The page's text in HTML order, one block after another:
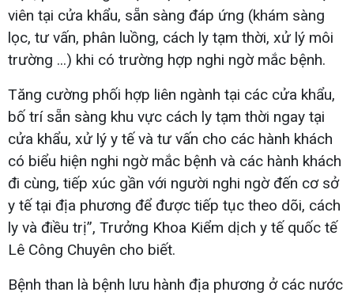
viên tại cửa khẩu, sẵn sàng đáp ứng (khám sàng
lọc, tư vấn, phân luồng, cách ly tạm thời, xử lý môi
trường ...) khi có trường hợp nghi ngờ mắc bệnh.
Tăng cường phối hợp liên ngành tại các cửa khẩu,
bố trí sẵn sàng khu vực cách ly tạm thời ngay tại
cửa khẩu, xử lý y tế và tư vấn cho các hành khách
có biểu hiện nghi ngờ mắc bệnh và các hành khách
đi cùng, tiếp xúc gần với người nghi ngờ đến cơ sở
y tế tại địa phương để được tiếp tục theo dõi, cách
ly và điều trị”, Trưởng Khoa Kiểm dịch y tế quốc tế
Lê Công Chuyên cho biết.
Bệnh than là bệnh lưu hành địa phương ở các nước